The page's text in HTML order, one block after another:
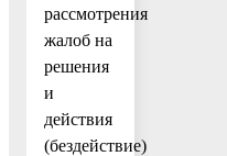
рассмотрения
жалоб на
решения
и
действия
(бездействие)